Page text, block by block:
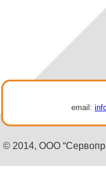
email:
© 2014, ООО